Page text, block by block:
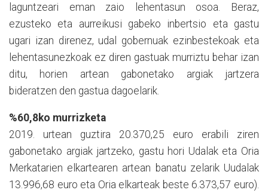
laguntzeari eman zaio lehentasun osoa. Beraz,
ezusteko eta aurreikusi gabeko inbertsio eta gastu
ugari izan direnez, udal gobernuak ezinbestekoak eta
lehentasunezkoak ez diren gastuak murriztu behar izan
ditu, horien artean gabonetako argiak jartzera
bideratzen den gastua dagoelarik.
%60,8ko murrizketa
2019. urtean guztira 20.370,25 euro erabili ziren
gabonetako argiak jartzeko, gastu hori Udalak eta Oria
Merkatarien elkartearen artean banatu zelarik Uudalak
13.996,68 euro eta Oria elkarteak beste 6.373,57 euro).